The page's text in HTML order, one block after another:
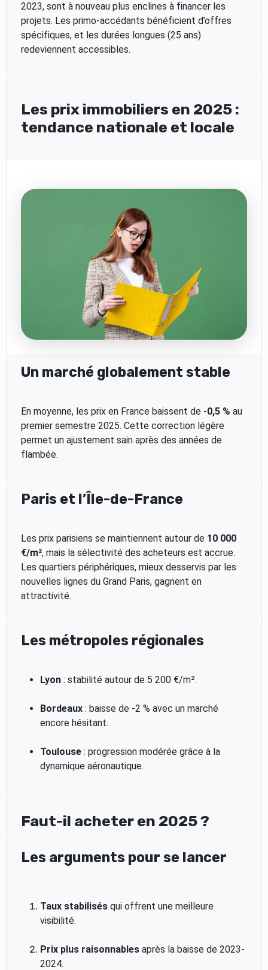
2023, sont à nouveau plus enclines à financer les
projets. Les primo-accédants bénéficient d’offres
spécifiques, et les durées longues (25 ans)
redeviennent accessibles.
Les prix immobiliers en 2025 :
tendance nationale et locale
Un marché globalement stable
En moyenne, les prix en France baissent de -0,5 % au
premier semestre 2025. Cette correction légère
permet un ajustement sain après des années de
flambée.
Paris et l’Île-de-France
Les prix parisiens se maintiennent autour de 10 000
€/m², mais la sélectivité des acheteurs est accrue.
Les quartiers périphériques, mieux desservis par les
nouvelles lignes du Grand Paris, gagnent en
attractivité.
Les métropoles régionales
Lyon: stabilité autour de 5 200 €/m².
Bordeaux: baisse de -2 % avec un marché
encore hésitant.
Toulouse: progression modérée grâce à la
dynamique aéronautique.
Faut-il acheter en 2025 ?
Les arguments pour se lancer
Taux stabilisésqui offrent une meilleure
visibilité.
Prix plus raisonnablesaprès la baisse de 2023-
2024.